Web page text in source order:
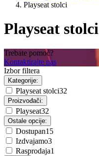
Playseat stolci
Playseat stolci
Trebate pomoć?
Kontaktirajte nas
Izbor filtera
Kategorije:
Playseat stolci32
Proizvođači:
Playseat32
Ostale opcije:
Dostupan15
Izdvajamo3
Rasprodaja1